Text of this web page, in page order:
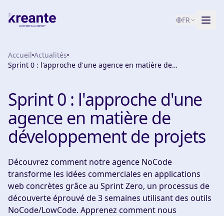
FR
Services
À propos
Test de maturité IA
Accueil Actualités
Sprint 0 : l'approche d'une agence en matière de
Sprint 0 : l'approche d'une
agence en matière de
développement de projets
Découvrez comment notre agence NoCode
transforme les idées commerciales en applications
web concrètes grâce au Sprint Zero, un processus de
découverte éprouvé de 3 semaines utilisant des outils
NoCode/LowCode. Apprenez comment nous